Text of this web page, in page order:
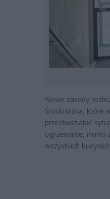
Nowe zasady
Środowiska, które
przeciwdziałać
ogrzewanie, mimo
wszystkich